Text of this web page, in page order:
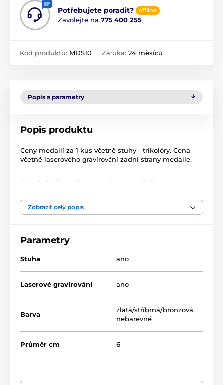
Potřebujete poradit? offline
Zavolejte na 775 400 255
Kód produktu: MDS10 Záruka: 24 měsíců
Popis a parametry
Popis produktu
Ceny medailí za 1 kus včetně stuhy - trikolóry. Cena
včetně laserového gravírování zadní strany medaile.
Produkt je zařazen v kategoriích
Medaile
Zobrazit celý popis
Parametry
Stuha ano
Laserové gravírování ano
Barva
zlatá/stříbrná/bronzová,
nebarevné
Průměr cm 6